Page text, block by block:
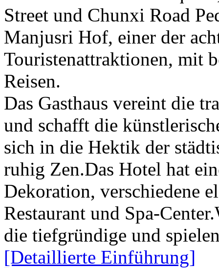
Street und Chunxi Road
Manjusri Hof, einer der
Touristenattraktionen, mit
Reisen.
Das Gasthaus vereint die
und schafft die
sich in die Hektik der
ruhig Zen.Das Hotel hat
Dekoration, verschiedene
Restaurant und Spa-
die tiefgründige und
[Detaillierte Einführung]